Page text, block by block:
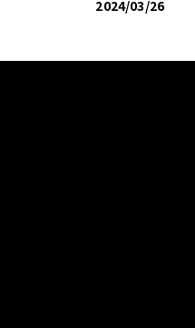
2024/03/26